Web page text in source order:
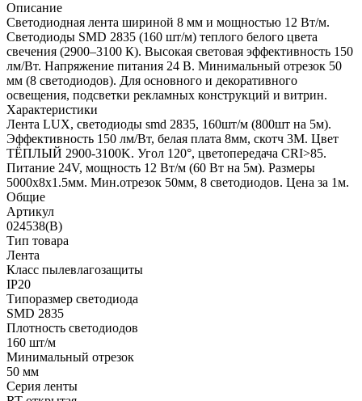
Описание
Светодиодная лента шириной 8 мм и мощностью 12 Вт/м.
Светодиоды SMD 2835 (160 шт/м) теплого белого цвета
свечения (2900–3100 К). Высокая световая эффективность 150
лм/Вт. Напряжение питания 24 В. Минимальный отрезок 50
мм (8 светодиодов). Для основного и декоративного
освещения, подсветки рекламных конструкций и витрин.
Характеристики
Лента LUX, светодиоды smd 2835, 160шт/м (800шт на 5м).
Эффективность 150 лм/Вт, белая плата 8мм, скотч 3М. Цвет
ТЁПЛЫЙ 2900-3100K. Угол 120°, цветопередача CRI>85.
Питание 24V, мощность 12 Вт/м (60 Вт на 5м). Размеры
5000х8х1.5мм. Мин.отрезок 50мм, 8 светодиодов. Цена за 1м.
Общие
Артикул
024538(B)
Тип товара
Лента
Класс пылевлагозащиты
IP20
Типоразмер светодиода
SMD 2835
Плотность светодиодов
160 шт/м
Минимальный отрезок
50 мм
Серия ленты